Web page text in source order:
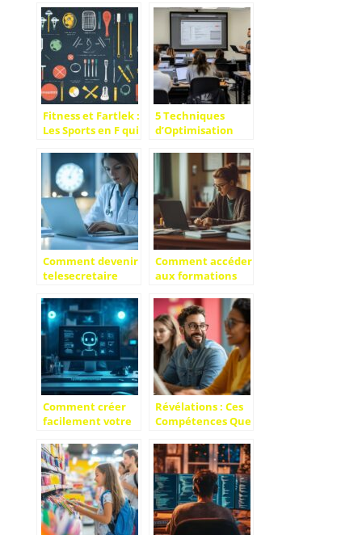
apprenti en
échange
international ?
Les points
essentiels
Stratégies SEO
pour Repérer les
Niches
Inexploitées
Fitness et Fartlek :
Les Sports en F qui
votre Condition
Physique
5 Techniques
d’Optimisation
votre Formation
Gestion de Site
Web WordPress
Comment devenir
telesecretaire
chez soi :
securisez votre
activite avec les
bonnes
assurances
Comment accéder
aux formations
agent immobilier
et réussir sa
reconversion
professionnelle
Comment créer
facilement votre
améliorer votre
service client
Révélations : Ces
Compétences Que
Sans le Savoir en
Suivant une
Formation de
prise de parole en
public